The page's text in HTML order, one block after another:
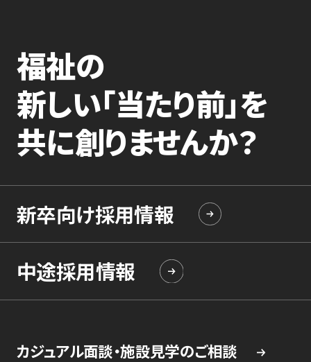
福祉の
新しい「当たり前」を
共に創りませんか？
新卒向け採用情報
中途採用情報
カジュアル面談・施設見学のご相談